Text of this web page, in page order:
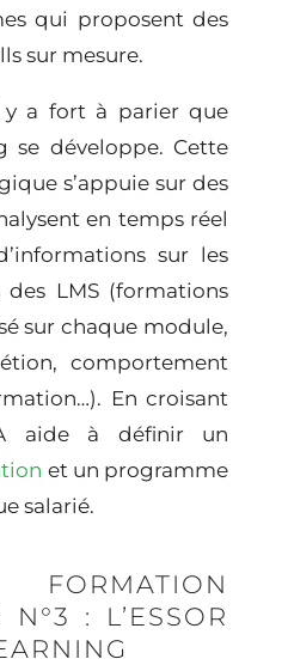
qui proposent des
sur mesure.
y a fort à parier que
se développe. Cette
s’appuie sur des
en temps réel
sur les
des LMS (formations
sur chaque module,
comportement
En croisant
aide à définir un
et un programme
salarié.
FORMATION
: L’ESSOR